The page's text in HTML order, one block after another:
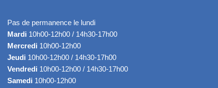
Pas de permanence le lundi
Mardi 10h00-12h00 / 14h30-17h00
Mercredi 10h00-12h00
Jeudi 10h00-12h00 / 14h30-17h00
Vendredi 10h00-12h00 / 14h30-17h00
Samedi 10h00-12h00